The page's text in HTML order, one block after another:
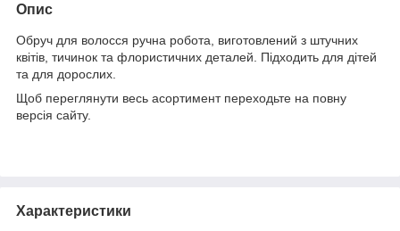
Опис
Обруч для волосся ручна робота, виготовлений з штучних
квітів, тичинок та флористичних деталей. Підходить для дітей
та для дорослих.
Щоб переглянути весь асортимент переходьте на повну
версія сайту.
Характеристики